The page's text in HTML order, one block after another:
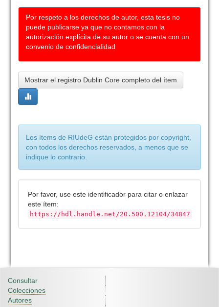
Por respeto a los derechos de autor, esta tesis no
puede publicarse ya que no contamos con la
autorización explícita de su autor o se cuenta con un
convenio de confidencialidad
Mostrar el registro Dublin Core completo del ítem
Los ítems de RIUdeG están protegidos por copyright,
con todos los derechos reservados, a menos que se
indique lo contrario.
Por favor, use este identificador para citar o enlazar
este ítem:
https://hdl.handle.net/20.500.12104/34847
Consultar
Colecciones
Autores